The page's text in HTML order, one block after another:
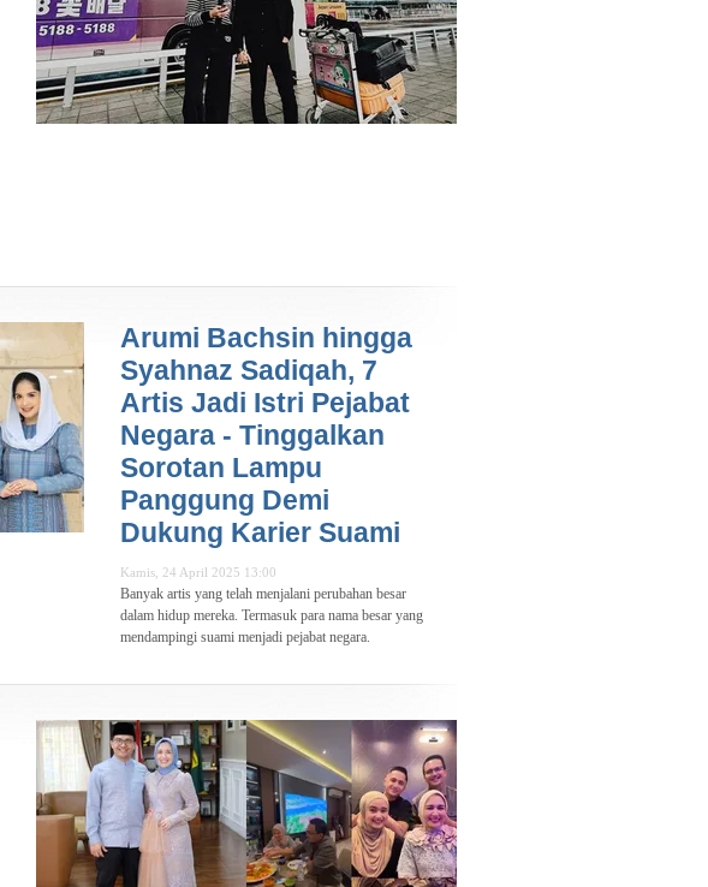
Arumi Bachsin hingga
Syahnaz Sadiqah, 7
Artis Jadi Istri Pejabat
Negara - Tinggalkan
Sorotan Lampu
Panggung Demi
Dukung Karier Suami
Kamis, 24 April 2025 13:00
Banyak artis yang telah menjalani perubahan besar
dalam hidup mereka. Termasuk para nama besar yang
mendampingi suami menjadi pejabat negara.